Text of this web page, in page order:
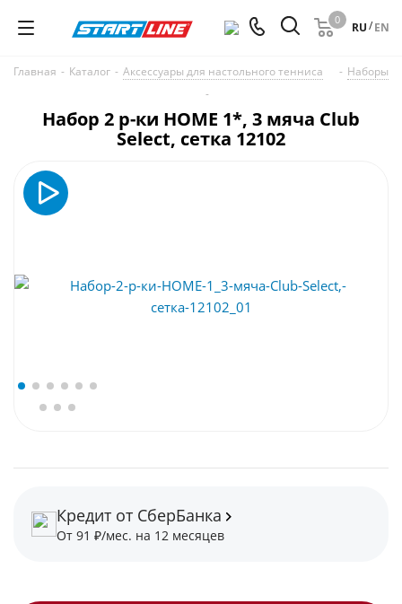
0
RU/EN
Главная - Каталог - Аксессуары для настольного тенниса - Наборы
-
Набор 2 р-ки HOME 1*, 3 мяча Club
Select, сетка 12102
Кредит от СберБанка
От 91 ₽/мес. на 12 месяцев